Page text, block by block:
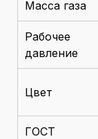
Масса газа
Рабочее
давление
Цвет
ГОСТ